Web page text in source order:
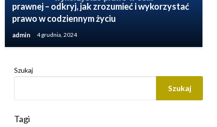
prawnej – odkryj, jak zrozumieć i wykorzystać
prawo w codziennym życiu
admin 4 grudnia, 2024
Szukaj
Szukaj
Tagi